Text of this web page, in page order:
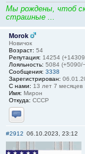
Мы рождены, чтоб
страшные ...
Morok
Новичок
Возраст: 54
Репутация: 14254
Лояльность: 5084 (+5090/
Сообщения: 3338
Зарегистрирован:
С нами: 13 лет 7 месяцев
Имя: Мирон
Откуда: СССР
Отправить
#2912 06.10.2023, 23:12